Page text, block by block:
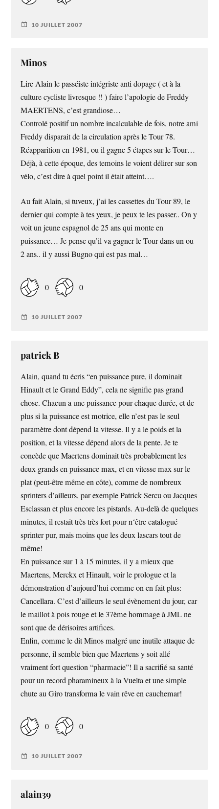
10 JUILLET 2007
Minos
Lire Alain le passéiste intégriste anti dopage ( et à la
culture cycliste livresque !! ) faire l’apologie de Freddy
MAERTENS, c’est grandiose…
Controlé positif un nombre incalculable de fois, notre ami
Freddy disparait de la circulation après le Tour 78.
Réapparition en 1981, ou il gagne 5 étapes sur le Tour…
Déjà, à cette époque, des temoins le voient délirer sur son
vélo, c’est dire à quel point il était atteint….
Au fait Alain, si tuveux, j’ai les cassettes du Tour 89, le
dernier qui compte à tes yeux, je peux te les passer.. On y
voit un jeune espagnol de 25 ans qui monte en
puissance… Je pense qu’il va gagner le Tour dans un ou
2 ans.. il y aussi Bugno qui est pas mal…
0 0
10 JUILLET 2007
patrick B
Alain, quand tu écris “en puissance pure, il dominait
Hinault et le Grand Eddy”, cela ne signifie pas grand
chose. Chacun a une puissance pour chaque durée, et de
plus si la puissance est motrice, elle n’est pas le seul
paramètre dont dépend la vitesse. Il y a le poids et la
position, et la vitesse dépend alors de la pente. Je te
concède que Maertens dominait très probablement les
deux grands en puissance max, et en vitesse max sur le
plat (peut-être même en côte), comme de nombreux
sprinters d’ailleurs, par exemple Patrick Sercu ou Jacques
Esclassan et plus encore les pistards. Au-delà de quelques
minutes, il restait très très fort pour n‘être catalogué
sprinter pur, mais moins que les deux lascars tout de
même!
En puissance sur 1 à 15 minutes, il y a mieux que
Maertens, Merckx et Hinault, voir le prologue et la
démonstration d’aujourd’hui comme on en fait plus:
Cancellara. C’est d’ailleurs le seul évènement du jour, car
le maillot à pois rouge et le 37ème hommage àJMLne
sont que de dérisoires artifices.
Enfin, comme le dit Minos malgré une inutile attaque de
personne, il semble bien que Maertens y soit allé
vraiment fort question “pharmacie”! Il a sacrifié sa santé
pour un record pharamineux à la Vuelta et une simple
chute au Giro transforma le vain rêve en cauchemar!
0 0
10 JUILLET 2007
alain39